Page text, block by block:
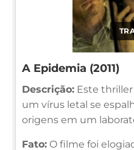
A Epidemia (2011)
Descrição: Este
um vírus letal se
origens em um
Fato: O filme foi